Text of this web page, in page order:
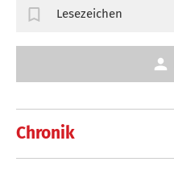
Chronik
Lesezeichen